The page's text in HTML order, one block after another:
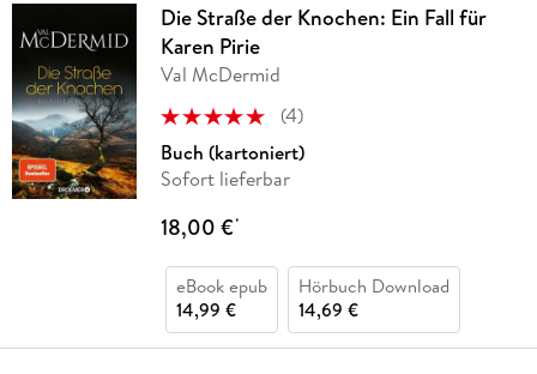
Die Straße der Knochen: Ein Fall für
Karen Pirie
Val McDermid
(4)
Buch (kartoniert)
Sofort lieferbar
18,00 €*
eBook epub
14,99 €
Hörbuch Download
14,69 €